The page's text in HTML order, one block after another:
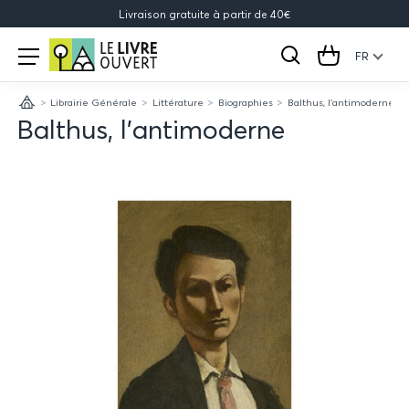
Livraison gratuite à partir de 40€
Le
Livre
Ouvert
Open
menu
Rechercher
Cart FR
AccueilLibrairie Générale Littérature Biographies Balthus, l'antimoderne
Balthus, l'antimoderne